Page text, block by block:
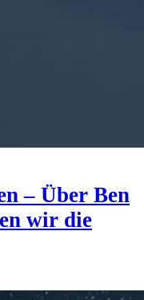
– Über Ben
wir die